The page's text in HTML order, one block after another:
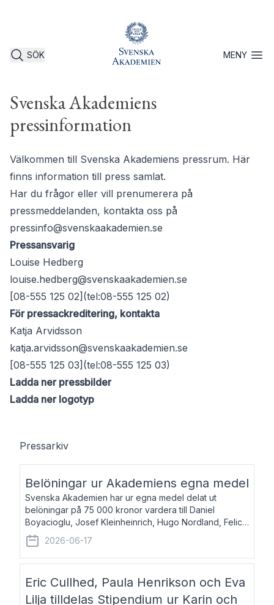
SÖK MENYÖppna
Svenska Akademiens
pressinformation
Välkommen till Svenska Akademiens pressrum. Här
finns information till press samlat.
Har du frågor eller vill prenumerera på
pressmeddelanden, kontakta oss på
pressinfo@svenskaakademien.se
Pressansvarig
Louise Hedberg
louise.hedberg@svenskaakademien.se
[08-555 125 02](tel:08-555 125 02)
För pressackreditering, kontakta
Katja Arvidsson
katja.arvidsson@svenskaakademien.se
[08-555 125 03](tel:08-555 125 03)
Ladda ner pressbilder
Ladda ner logotyp
Pressarkiv
Belöningar ur Akademiens egna medel
Svenska Akademien har ur egna medel delat ut
belöningar på 75 000 kronor vardera till Daniel
Boyacioglu, Josef Kleinheinrich, Hugo Nordland, Felicia
Stenroth och Svante Strandberg. Daniel Boyacioglu,
född 1981, är poet och scenartist. Josef
2026-06-17
Eric Cullhed, Paula Henrikson och Eva
Lilja tilldelas Stipendium ur Karin och